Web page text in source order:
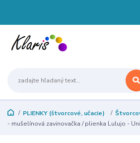
PLIENKY (štvorcové, učacie)
- mušelínová zavinovačka / plienka Lulujo -